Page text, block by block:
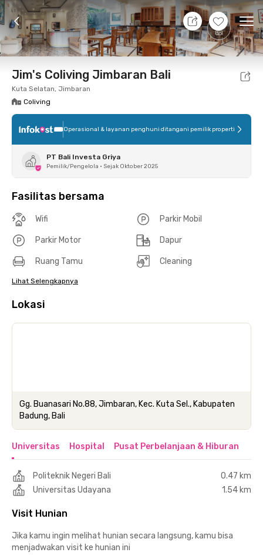
+7
8 Agt 26 - Belum tahu
Foto Fasilitas bersama Lokasi Kamar
Jim's Coliving Jimbaran Bali
Kuta Selatan, Jimbaran
Coliving
Operasional & layanan penghuni ditangani pemilik properti
PT Bali Investa Griya
Pemilik/Pengelola • Sejak Oktober 2025
Fasilitas bersama
Wifi Parkir Mobil
Parkir Motor Dapur
Ruang Tamu Cleaning
Lihat Selengkapnya
Lokasi
Gg. Buanasari No.88, Jimbaran, Kec. Kuta Sel., Kabupaten
Badung, Bali
Universitas Hospital Pusat Perbelanjaan & Hiburan
Politeknik Negeri Bali
0.47 km
Universitas Udayana
1.54 km
Visit Hunian
Jika kamu ingin melihat hunian secara langsung, kamu bisa
menjadwakan visit ke hunian ini